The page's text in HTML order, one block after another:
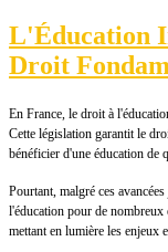
L'Éducation
Droit
En France, le droit à
Cette législation garantit le
bénéficier d'une éducation de
Pourtant, malgré ces
l'éducation pour de nombreux
mettant en lumière les enjeux